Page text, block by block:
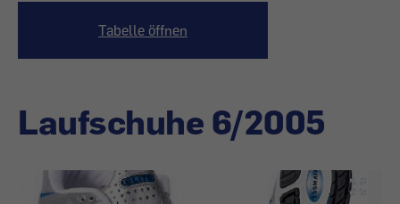
Tabelle öffnen
Laufschuhe 6/2005